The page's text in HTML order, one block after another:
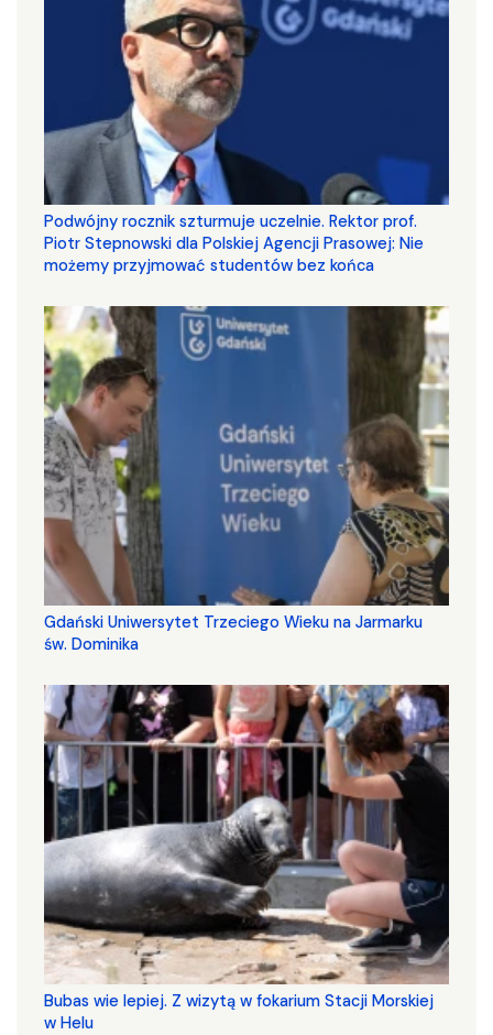
Podwójny rocznik szturmuje uczelnie. Rektor prof.
Piotr Stepnowski dla Polskiej Agencji Prasowej: Nie
możemy przyjmować studentów bez końca
Gdański Uniwersytet Trzeciego Wieku na Jarmarku
św. Dominika
Bubas wie lepiej. Z wizytą w fokarium Stacji Morskiej
w Helu